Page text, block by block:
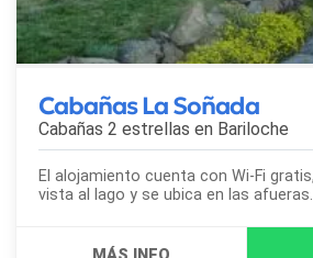
Cabañas La Soñada
Cabañas 2 estrellas en Bariloche
El alojamiento cuenta con Wi-Fi gratis, acepta mascotas,
vista al lago y se ubica en las afueras.